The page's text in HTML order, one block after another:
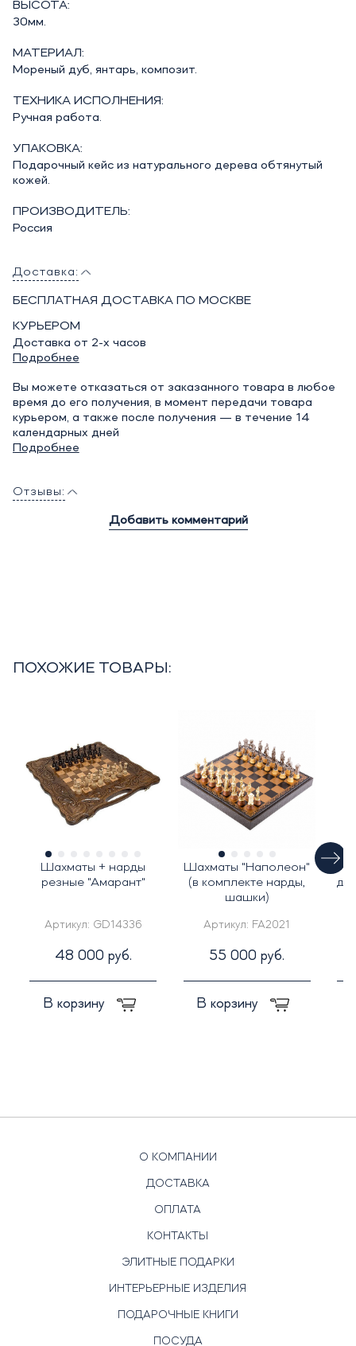
ВЫСОТА:
30мм.
МАТЕРИАЛ:
Мореный дуб, янтарь, композит.
ТЕХНИКА ИСПОЛНЕНИЯ:
Ручная работа.
УПАКОВКА:
Подарочный кейс из натурального дерева обтянутый
кожей.
ПРОИЗВОДИТЕЛЬ:
Россия
Доставка:
БЕСПЛАТНАЯ ДОСТАВКА ПО МОСКВЕ
КУРЬЕРОМ
Доставка от 2-х часов
Подробнее
Вы можете отказаться от заказанного товара в любое
время до его получения, в момент передачи товара
курьером, а также после получения — в течение 14
календарных дней
Подробнее
Отзывы:
Добавить комментарий
ПОХОЖИЕ ТОВАРЫ:
Шахматы + нарды
резные "Амарант"
Артикул: GD14336
48 000 руб.
В корзину
Шахматы "Наполеон"
(в комплекте нарды,
шашки)
Артикул: FA2021
55 000 руб.
В корзину
О КОМПАНИИ
ДОСТАВКА
ОПЛАТА
КОНТАКТЫ
ЭЛИТНЫЕ ПОДАРКИ
ИНТЕРЬЕРНЫЕ ИЗДЕЛИЯ
ПОДАРОЧНЫЕ КНИГИ
ПОСУДА